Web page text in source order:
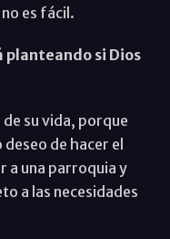
es fácil.
planteando si Dios
de su vida, porque
de hacer el
a una parroquia y
a las necesidades